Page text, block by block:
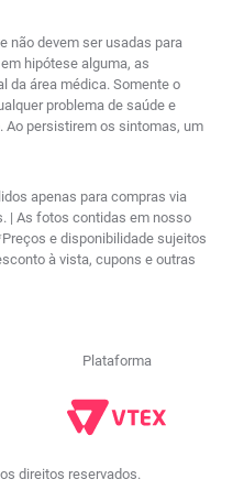
não devem ser usadas para
hipótese alguma, as
da área médica. Somente o
problema de saúde e
Ao persistirem os sintomas, um
apenas para compras via
| As fotos contidas em nosso
e disponibilidade sujeitos
à vista, cupons e outras
Plataforma
direitos reservados.